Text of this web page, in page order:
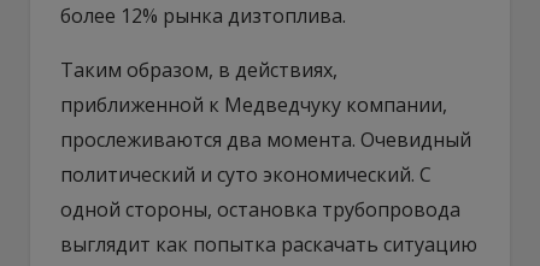
более 12% рынка дизтоплива.
Таким образом, в действиях,
приближенной к Медведчуку компании,
прослеживаются два момента. Очевидный
политический и суто экономический. С
одной стороны, остановка трубопровода
выглядит как попытка раскачать ситуацию